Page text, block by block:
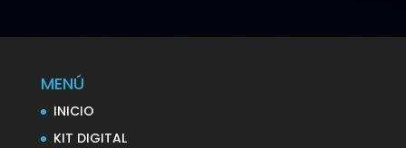
MENÚ
INICIO
KIT DIGITAL